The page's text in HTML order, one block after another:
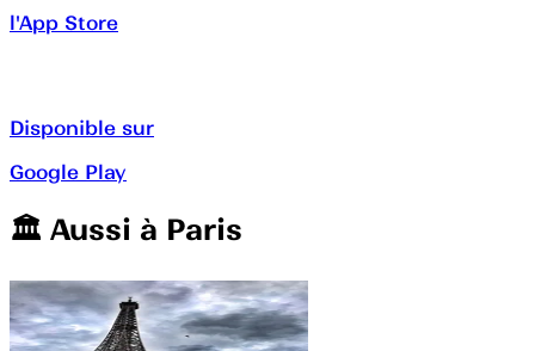
l'App Store
Disponible sur
Google Play
🏛️️ Aussi à Paris